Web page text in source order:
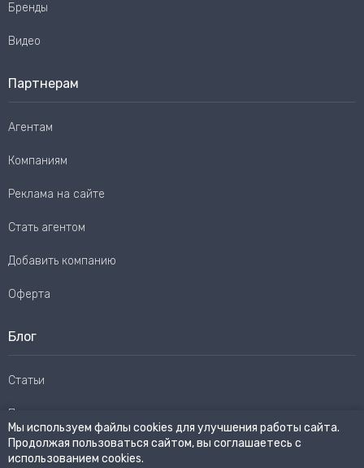
Бренды
Видео
Партнерам
Агентам
Компаниям
Реклама на сайте
Стать агентом
Добавить компанию
Оферта
Блог
Статьи
Пользовательское соглашение
Карта сайта
Мы используем файлы cookies для улучшения работы сайта.
Продолжая пользоваться сайтом, вы соглашаетесь с
использованием cookies.